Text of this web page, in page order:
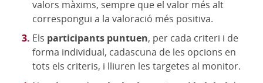
valors màxims, sempre que el valor més alt
correspongui a la valoració més positiva.
Els participants puntuen, per cada criteri i de
forma individual, cadascuna de les opcions en
tots els criteris, i lliuren les targetes al monitor.